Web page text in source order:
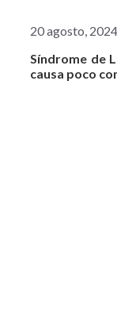
20 agosto, 2024
Síndrome de
causa poco